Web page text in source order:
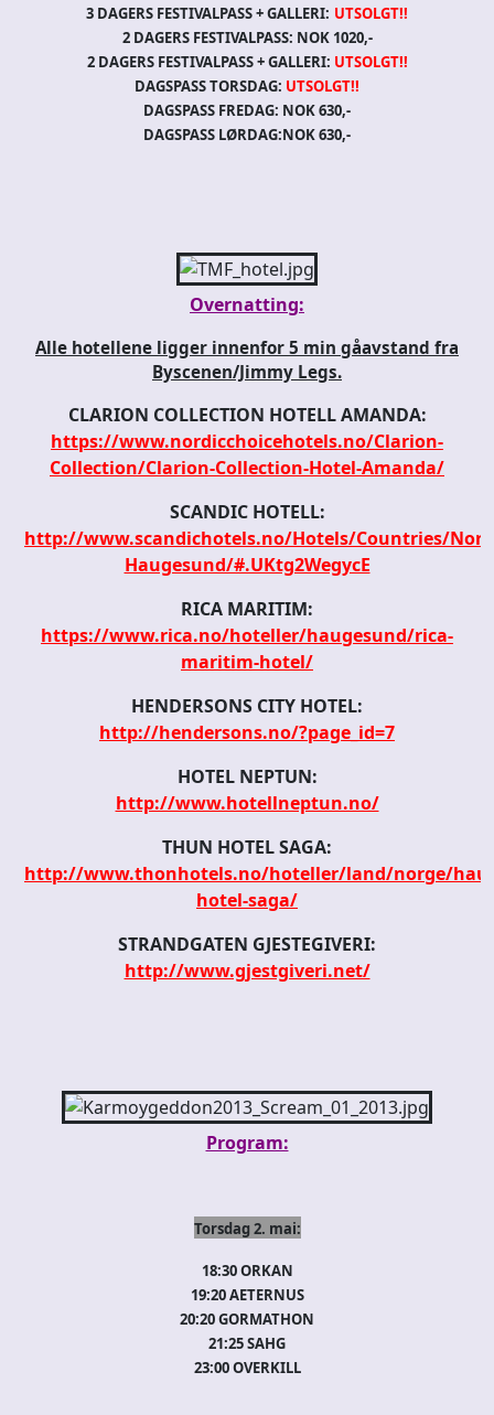
3 DAGERS FESTIVALPASS + GALLERI: UTSOLGT!!
2 DAGERS FESTIVALPASS: NOK 1020,-
2 DAGERS FESTIVALPASS+ GALLERI: UTSOLGT!!
DAGSPASS TORSDAG: UTSOLGT!!
DAGSPASS FREDAG: NOK 630,-
DAGSPASS LØRDAG:NOK 630,-
Overnatting:
Alle hotellene ligger innenfor 5 min gåavstand fra
Byscenen/Jimmy Legs.
CLARION COLLECTION HOTELL AMANDA:
https://www.nordicchoicehotels.no/Clarion-
Collection/Clarion-Collection-Hotel-Amanda/
SCANDIC HOTELL:
http://www.scandichotels.no/Hotels/Countries/
Haugesund/#.UKtg2WegycE
RICA MARITIM:
https://www.rica.no/hoteller/haugesund/rica-
maritim-hotel/
HENDERSONS CITY HOTEL:
http://hendersons.no/?page_id=7
HOTEL NEPTUN:
http://www.hotellneptun.no/
THUN HOTEL SAGA:
http://www.thonhotels.no/hoteller/land/norge/
hotel-saga/
STRANDGATEN GJESTEGIVERI:
http://www.gjestgiveri.net/
Program:
Torsdag 2. mai:
18:30 ORKAN
19:20 AETERNUS
20:20 GORMATHON
21:25 SAHG
23:00 OVERKILL